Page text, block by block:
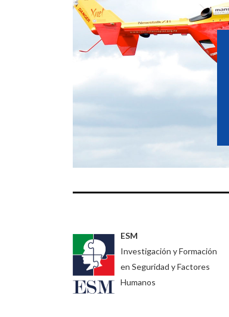
ESM
Investigación y Formación
en Seguridad y Factores
Humanos